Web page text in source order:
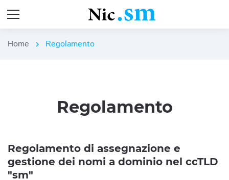
Home chevron_right Regolamento
Regolamento
Regolamento di assegnazione e
gestione dei nomi a dominio nel ccTLD
"sm"